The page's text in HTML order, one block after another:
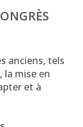
anciens, tels
la mise en
et à